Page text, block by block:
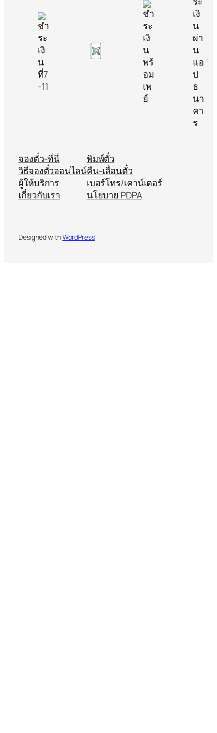
จองตั๋ว-ที่นี่
วิธีจองตั๋วออนไลน์
ผู้ให้บริการ
เกี่ยวกับเรา
พิมพ์ตั๋ว
คืน-เลื่อนตั๋ว
เบอร์โทร/เคาน์เตอร์
นโยบาย PDPA
Designed withWordPress